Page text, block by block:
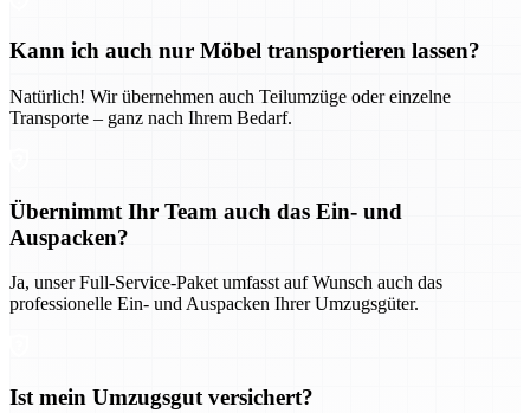
Kann ich auch nur Möbel transportieren lassen?
Natürlich! Wir übernehmen auch Teilumzüge oder einzelne
Transporte – ganz nach Ihrem Bedarf.
Übernimmt Ihr Team auch das Ein- und
Auspacken?
Ja, unser Full-Service-Paket umfasst auf Wunsch auch das
professionelle Ein- und Auspacken Ihrer Umzugsgüter.
Ist mein Umzugsgut versichert?